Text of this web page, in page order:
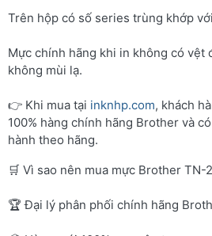
Trên hộp có số series trùng khớp
Mực chính hãng khi in không có vệt
không mùi lạ.
👉 Khi mua tại inknhp.com, khách
100% hàng chính hãng Brother và
hành theo hãng.
🛒 Vì sao nên mua mực Brother TN-
🏆 Đại lý phân phối chính hãng